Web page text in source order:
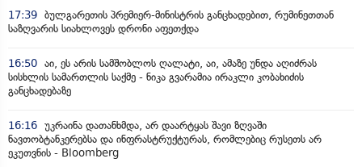
17:39 ბულგარეთის პრემიერ-მინისტრის განცხადებით, რუმინეთთან
საზღვარის სიახლოვეს დრონი აფეთქდა
16:50 აი, ეს არის სამშობლოს ღალატი, აი, ამაზე უნდა აღიძრას
სისხლის სამართლის საქმე - ნიკა გვარამია ირაკლი კობახიძის
განცხადებაზე
16:16 უკრაინა დათანხმდა, არ დაარტყას შავი ზღვაში
ნავთობტანკერებსა და ინფრასტრუქტურას, რომლებიც რუსეთს არ
ეკუთვნის - Bloomberg